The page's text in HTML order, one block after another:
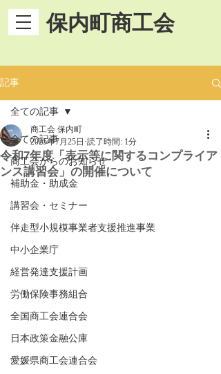
保内町商工会
記事
全ての記事
商工会からのお知らせ
補助金・助成金
講習会・セミナー
伴走型小規模事業者支援推進事業
中小企業庁
経営発達支援計画
労働保険事務組合
全国商工会連合会
日本政策金融公庫
愛媛県商工会連合会
全ての記事
令和7年度「表示等に関するコンプライア
ンス講習会」の開催について
商工会 保内町
2025年7月25日 読了時間: 1分